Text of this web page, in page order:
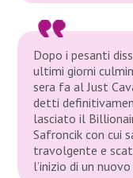
Dopo i pesanti
ultimi giorni
sera fa al Just
detti
lasciato il
Safroncik con cui
travolgente e
l’inizio di un